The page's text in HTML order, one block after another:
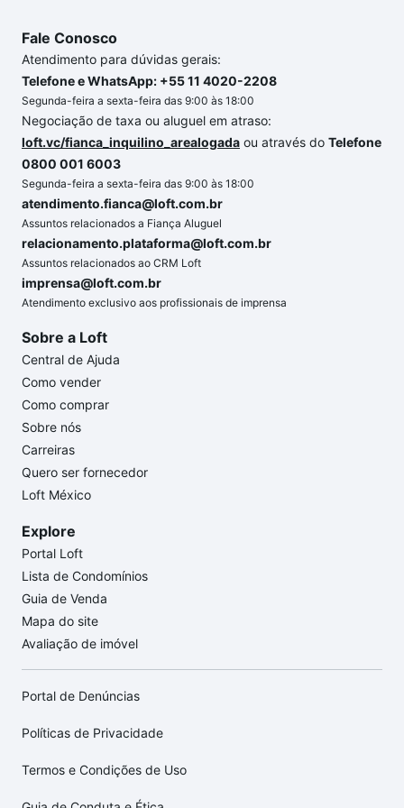
Fale Conosco
Atendimento para dúvidas gerais:
Telefone e WhatsApp: +55 11 4020-2208
Segunda-feira a sexta-feira das 9:00 às 18:00
Negociação de taxa ou aluguel em atraso:
loft.vc/fianca_inquilino_arealogada ou através do Telefone
0800 001 6003
Segunda-feira a sexta-feira das 9:00 às 18:00
atendimento.fianca@loft.com.br
Assuntos relacionados a Fiança Aluguel
relacionamento.plataforma@loft.com.br
Assuntos relacionados ao CRM Loft
imprensa@loft.com.br
Atendimento exclusivo aos profissionais de imprensa
Sobre a Loft
Central de Ajuda
Como vender
Como comprar
Sobre nós
Carreiras
Quero ser fornecedor
Loft México
Explore
Portal Loft
Lista de Condomínios
Guia de Venda
Mapa do site
Avaliação de imóvel
Portal de Denúncias
Políticas de Privacidade
Termos e Condições de Uso